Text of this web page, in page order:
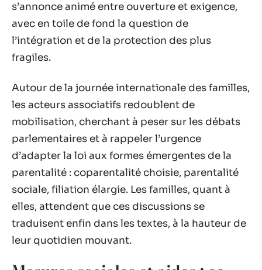
s’annonce animé entre ouverture et exigence,
avec en toile de fond la question de
l’intégration et de la protection des plus
fragiles.
Autour de la journée internationale des familles,
les acteurs associatifs redoublent de
mobilisation, cherchant à peser sur les débats
parlementaires et à rappeler l’urgence
d’adapter la loi aux formes émergentes de la
parentalité : coparentalité choisie, parentalité
sociale, filiation élargie. Les familles, quant à
elles, attendent que ces discussions se
traduisent enfin dans les textes, à la hauteur de
leur quotidien mouvant.